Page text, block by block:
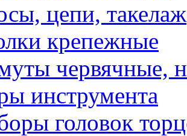
цепи, такелаж
крепежные
червячные,
инструмента
головок